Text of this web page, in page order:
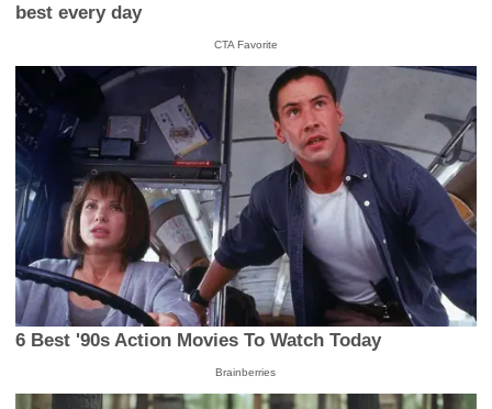
best every day
CTA Favorite
6 Best '90s Action Movies To Watch Today
Brainberries